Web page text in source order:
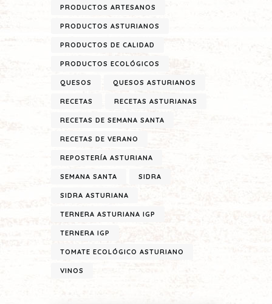
PRODUCTOS ARTESANOS
PRODUCTOS ASTURIANOS
PRODUCTOS DE CALIDAD
PRODUCTOS ECOLÓGICOS
QUESOS QUESOS ASTURIANOS
RECETAS RECETAS ASTURIANAS
RECETAS DE SEMANA SANTA
RECETAS DE VERANO
REPOSTERÍA ASTURIANA
SEMANA SANTA SIDRA
SIDRA ASTURIANA
TERNERA ASTURIANA IGP
TERNERA IGP
TOMATE ECOLÓGICO ASTURIANO
VINOS